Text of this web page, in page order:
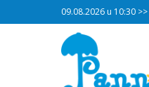
09.08.2026 u 10:30 >>
, Salinitet:30 g/L)